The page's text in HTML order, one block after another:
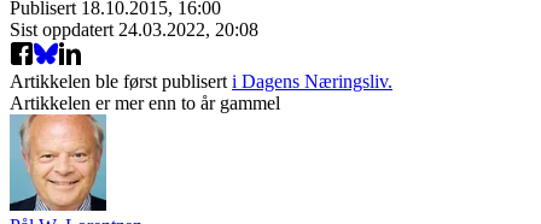
Publisert 18.10.2015, 16:00
Sist oppdatert 24.03.2022, 20:08
Artikkelen ble først publisert i Dagens Næringsliv.
Artikkelen er mer enn to år gammel